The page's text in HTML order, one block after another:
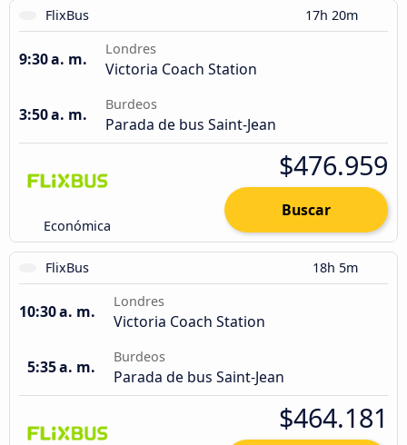
FlixBus 17h 20m
9:30 a. m.
Londres
Victoria Coach Station
3:50 a. m.
Burdeos
Parada de bus Saint-Jean
Económica
$476.959
Buscar
FlixBus 18h 5m
10:30 a. m.
Londres
Victoria Coach Station
5:35 a. m.
Burdeos
Parada de bus Saint-Jean
$464.181